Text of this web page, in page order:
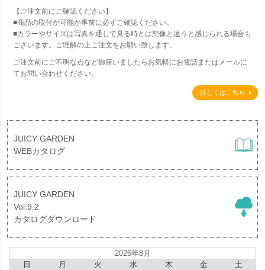
【ご注文前にご確認ください】
■商品の取付が可能か事前に必ずご確認ください。
■カラーやサイズは写真を通して見る時とは想像と違うと感じられる場合も
ございます。ご理解の上ご注文をお願い致します。
ご注文前にご不明な点など御座いましたらお気軽にお電話またはメールに
てお問い合わせください。
詳しくはこちら
JUICY GARDEN
WEBカタログ
JUICY GARDEN
Vol.9.2
カタログダウンロード
2026年8月
日
月 火 水 木 金
土